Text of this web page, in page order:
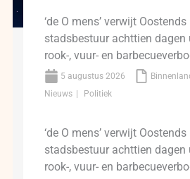
‘de O mens’ verwijt Oostends
stadsbestuur achttien dagen
rook-, vuur- en
5 augustus 2026
Nieuws
Politiek
‘de O mens’ verwijt Oostends
stadsbestuur achttien dagen
rook-, vuur- en